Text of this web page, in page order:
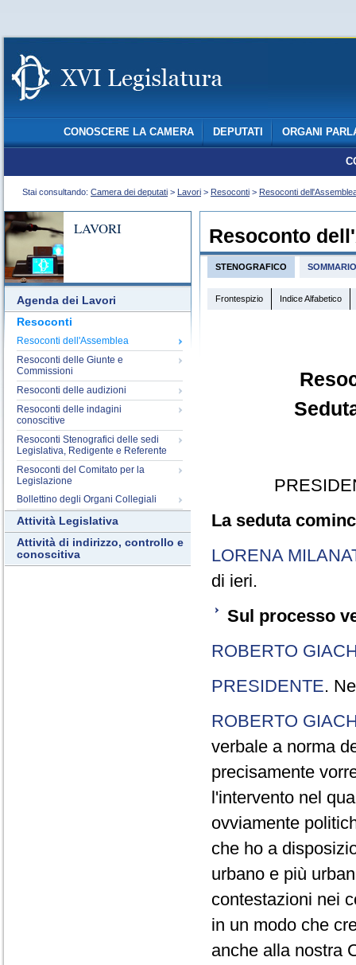
CONOSCERE LA CAMERA DEPUTATI ORGANI
Stai consultando: Camera dei deputati > Lavori > Resoconti > Resoconti
LAVORI
Agenda dei Lavori
Resoconti
Resoconti dell'Assemblea
Resoconti delle Giunte e
Commissioni
Resoconti delle audizioni
Resoconti delle indagini
conoscitive
Resoconti Stenografici delle sedi
Legislativa, Redigente e Referente
Resoconti del Comitato per la
Legislazione
Bollettino degli Organi Collegiali
Attività Legislativa
Attività di indirizzo, controllo e
conoscitiva
Resoconto
STENOGRAFICO SOMMARIO
Frontespizio Indice Alfabetico
La seduta
LORENA
di ieri.
Sul processo
ROBERTO
PRESIDENTE.
ROBERTO
verbale a norma
precisamente
l'intervento nel
ovviamente
che ho a
urbano e più
contestazioni nei
in un modo che
anche alla nostra